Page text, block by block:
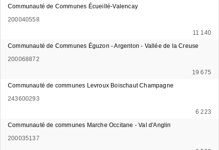
Communauté de Communes Écueillé-Valencay
200040558
11 140
Communauté de Communes Éguzon - Argenton - Vallée de la Creuse
200068872
19 675
Communauté de communes Levroux Boischaut Champagne
243600293
6 223
Communauté de communes Marche Occitane - Val d'Anglin
200035137